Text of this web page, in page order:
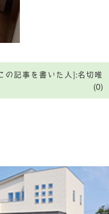
記事を書いた人]:名切唯
(0)